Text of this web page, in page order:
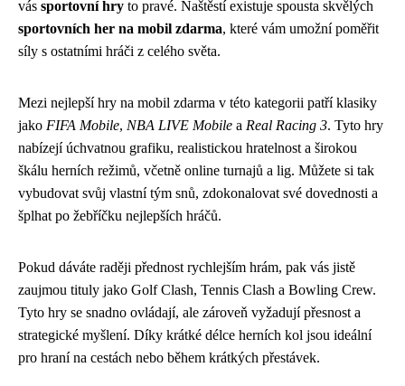
vás sportovní hry to pravé. Naštěstí existuje spousta skvělých
sportovních her na mobil zdarma, které vám umožní poměřit
síly s ostatními hráči z celého světa.
Mezi nejlepší hry na mobil zdarma v této kategorii patří klasiky
jako FIFA Mobile, NBA LIVE Mobile a Real Racing 3. Tyto hry
nabízejí úchvatnou grafiku, realistickou hratelnost a širokou
škálu herních režimů, včetně online turnajů a lig. Můžete si tak
vybudovat svůj vlastní tým snů, zdokonalovat své dovednosti a
šplhat po žebříčku nejlepších hráčů.
Pokud dáváte raději přednost rychlejším hrám, pak vás jistě
zaujmou tituly jako Golf Clash, Tennis Clash a Bowling Crew.
Tyto hry se snadno ovládají, ale zároveň vyžadují přesnost a
strategické myšlení. Díky krátké délce herních kol jsou ideální
pro hraní na cestách nebo během krátkých přestávek.